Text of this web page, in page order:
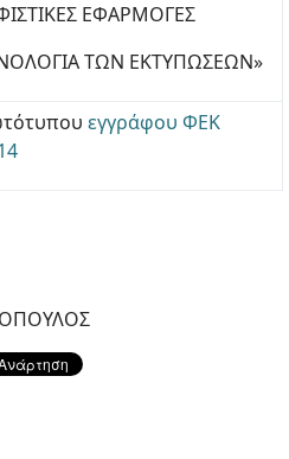
ΕΦΑΡΜΟΓΕΣ
ΤΩΝ ΕΚΤΥΠΩΣΕΩΝ»
εγγράφου ΦΕΚ